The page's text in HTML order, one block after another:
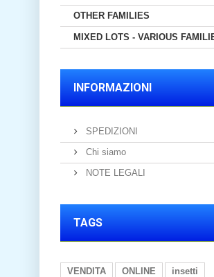
OTHER FAMILIES
MIXED LOTS - VARIOUS
INFORMAZIONI
SPEDIZIONI
Chi siamo
NOTE LEGALI
TAGS
VENDITA ONLINE
insetti